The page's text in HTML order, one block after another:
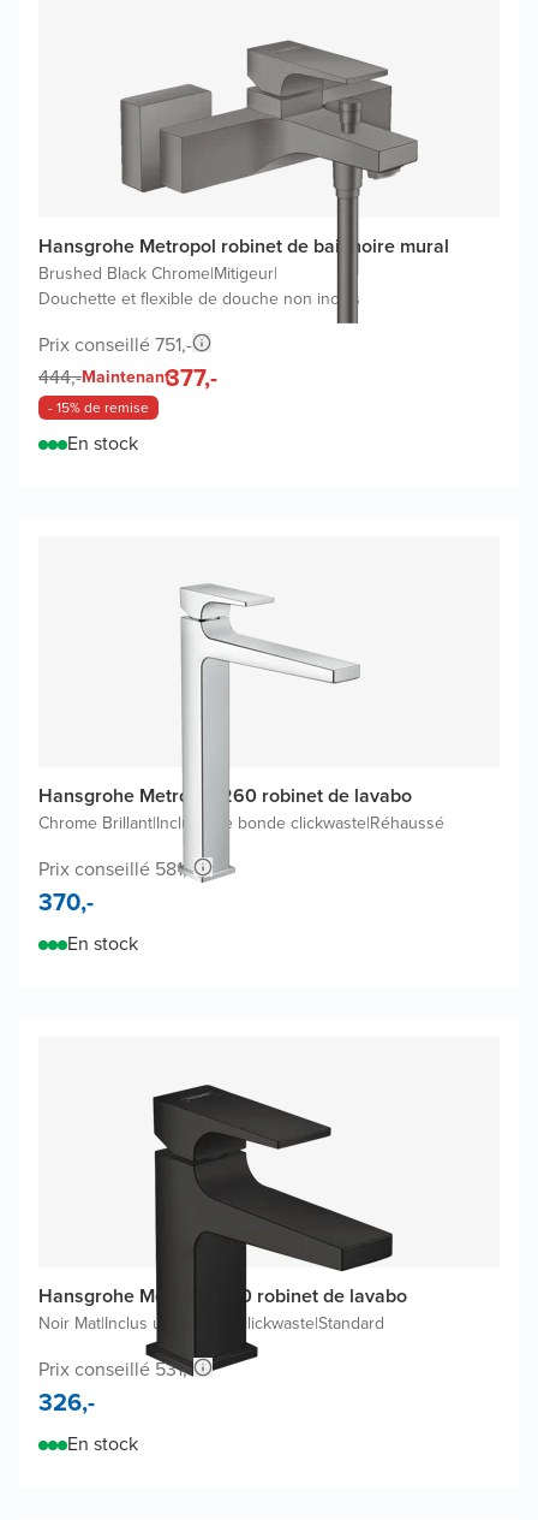
Hansgrohe Metropol robinet de baignoire mural
Brushed Black Chrome|Mitigeur|
Douchette et flexible de douche non inclus
Prix conseillé 751,-
444,-Maintenant377,-
- 15% de remise
En stock
Hansgrohe Metropol 260 robinet de lavabo
Chrome Brillant|Inclus une bonde clickwaste|Réhaussé
Prix conseillé 581,-
370,-
En stock
Hansgrohe Metropol 100 robinet de lavabo
Noir Mat|Inclus une bonde clickwaste|Standard
Prix conseillé 531,-
326,-
En stock